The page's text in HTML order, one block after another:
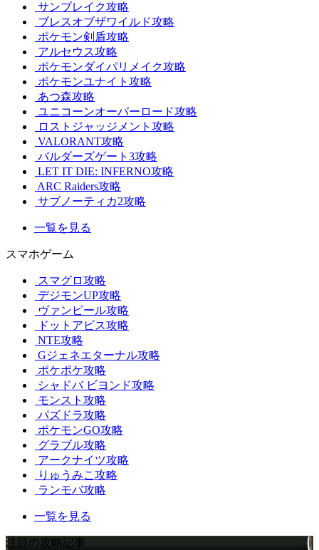
サンブレイク攻略
ブレスオブザワイルド攻略
ポケモン剣盾攻略
アルセウス攻略
ポケモンダイパリメイク攻略
ポケモンユナイト攻略
あつ森攻略
ユニコーンオーバーロード攻略
ロストジャッジメント攻略
VALORANT攻略
バルダーズゲート3攻略
LET IT DIE: INFERNO攻略
ARC Raiders攻略
サブノーティカ2攻略
一覧を見る
スマホゲーム
スマグロ攻略
デジモンUP攻略
ヴァンピール攻略
ドットアビス攻略
NTE攻略
Gジェネエターナル攻略
ポケポケ攻略
シャドバ ビヨンド攻略
モンスト攻略
パズドラ攻略
ポケモンGO攻略
グラブル攻略
アークナイツ攻略
りゅうみこ攻略
ランモバ攻略
一覧を見る
注目の攻略記事